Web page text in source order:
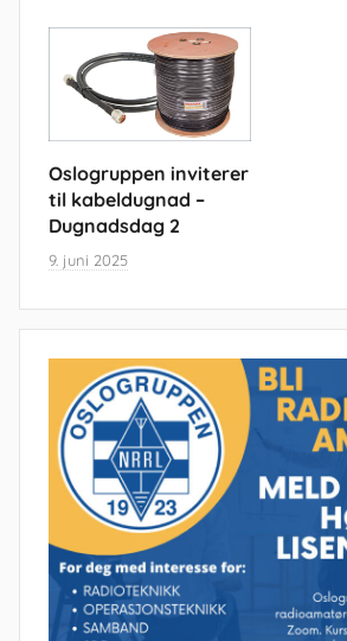
Oslogruppen inviterer
til kabeldugnad –
Dugnadsdag 2
9. juni 2025